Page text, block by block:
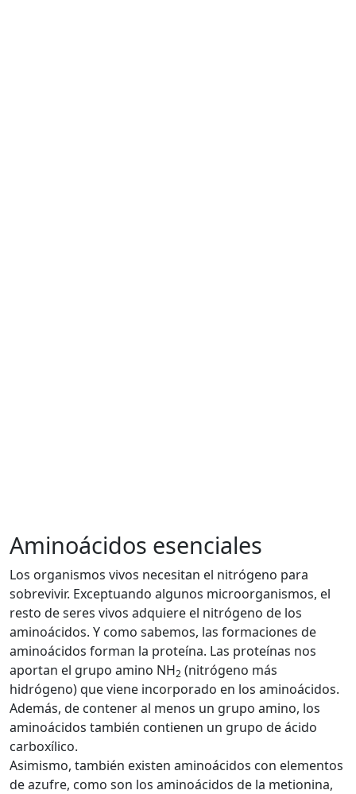
Aminoácidos esenciales
Los organismos vivos necesitan el nitrógeno para
sobrevivir. Exceptuando algunos microorganismos, el
resto de seres vivos adquiere el nitrógeno de los
aminoácidos. Y como sabemos, las formaciones de
aminoácidos forman la proteína. Las proteínas nos
aportan el grupo amino NH2 (nitrógeno más
hidrógeno) que viene incorporado en los aminoácidos.
Además, de contener al menos un grupo amino, los
aminoácidos también contienen un grupo de ácido
carboxílico.
Asimismo, también existen aminoácidos con elementos
de azufre, como son los aminoácidos de la metionina,